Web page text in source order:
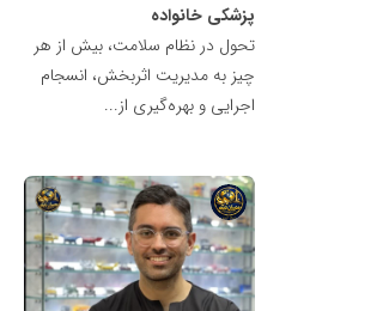
پزشکی خانواده
تحول در نظام سلامت، بیش از هر
چیز به مدیریت اثربخش، انسجام
اجرایی و بهره‌گیری از...
شبکه
خبری
مدیران